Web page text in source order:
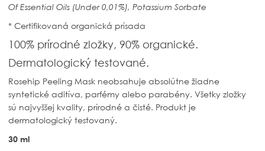
Of Essential Oils (Under 0,01%), Potassium Sorbate
* Certifikovaná organická prísada
100% prírodné zložky, 90% organické.
Dermatologický testované.
Rosehip Peeling Mask neobsahuje absolútne žiadne
syntetické aditíva, parfémy alebo parabény. Všetky zložky
sú najvyššej kvality, prírodné a čisté. Produkt je
dermatologický testovaný.
30 ml